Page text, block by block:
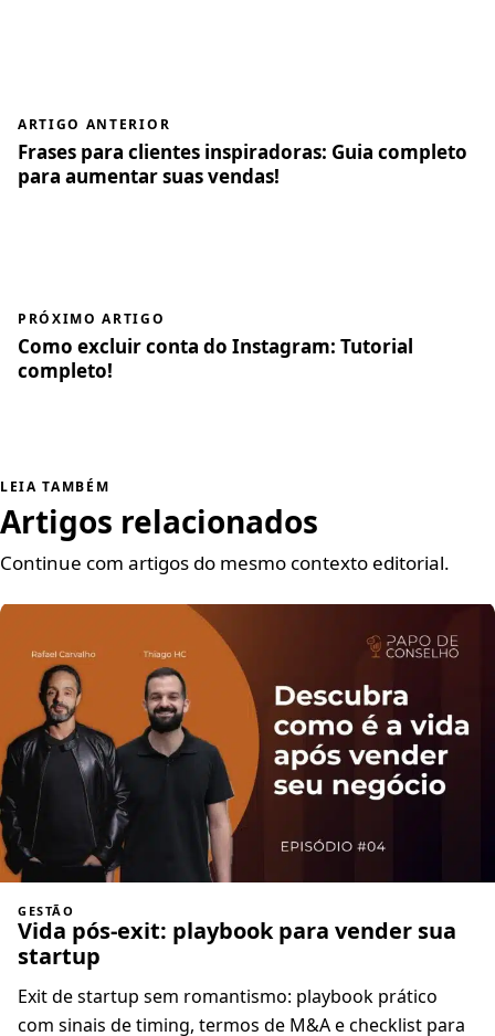
ARTIGO ANTERIOR
Frases para clientes inspiradoras: Guia completo
para aumentar suas vendas!
PRÓXIMO ARTIGO
Como excluir conta do Instagram: Tutorial
completo!
LEIA TAMBÉM
Artigos relacionados
Continue com artigos do mesmo contexto editorial.
GESTÃO
Vida pós-exit: playbook para vender sua
startup
Exit de startup sem romantismo: playbook prático
com sinais de timing, termos de M&A e checklist para